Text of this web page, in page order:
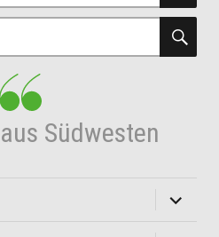
Südwesten
öffnen